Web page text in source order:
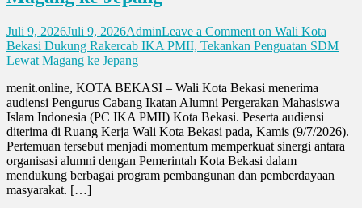
Juli 9, 2026Juli 9, 2026AdminLeave a Comment on Wali Kota
Bekasi Dukung Rakercab IKA PMII, Tekankan Penguatan SDM
Lewat Magang ke Jepang
menit.online, KOTA BEKASI – Wali Kota Bekasi menerima
audiensi Pengurus Cabang Ikatan Alumni Pergerakan Mahasiswa
Islam Indonesia (PC IKA PMII) Kota Bekasi. Peserta audiensi
diterima di Ruang Kerja Wali Kota Bekasi pada, Kamis (9/7/2026).
Pertemuan tersebut menjadi momentum memperkuat sinergi antara
organisasi alumni dengan Pemerintah Kota Bekasi dalam
mendukung berbagai program pembangunan dan pemberdayaan
masyarakat. […]